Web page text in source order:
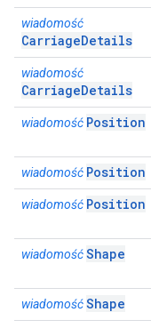
wiadomość
CarriageDetails
wiadomość
CarriageDetails
wiadomość Position
wiadomość Position
wiadomość Position
wiadomośćShape
wiadomośćShape